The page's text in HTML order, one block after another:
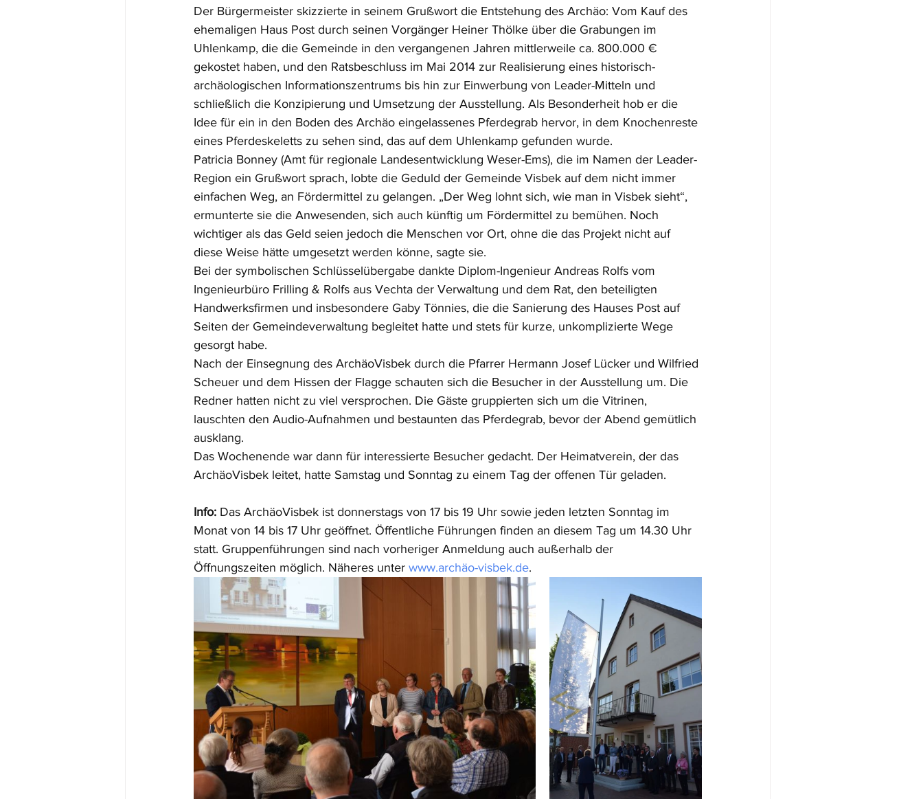
Der Bürgermeister skizzierte in seinem Grußwort die Entstehung des Archäo: Vom Kauf des
ehemaligen Haus Post durch seinen Vorgänger Heiner Thölke über die Grabungen im
Uhlenkamp, die die Gemeinde in den vergangenen Jahren mittlerweile ca. 800.000 €
gekostet haben, und den Ratsbeschluss im Mai 2014 zur Realisierung eines historisch-
archäologischen Informationszentrums bis hin zur Einwerbung von Leader-Mitteln und
schließlich die Konzipierung und Umsetzung der Ausstellung. Als Besonderheit hob er die
Idee für ein in den Boden des Archäo eingelassenes Pferdegrab hervor, in dem Knochenreste
eines Pferdeskeletts zu sehen sind, das auf dem Uhlenkamp gefunden wurde.
Patricia Bonney (Amt für regionale Landesentwicklung Weser-Ems), die im Namen der Leader-
Region ein Grußwort sprach, lobte die Geduld der Gemeinde Visbek auf dem nicht immer
einfachen Weg, an Fördermittel zu gelangen. „Der Weg lohnt sich, wie man in Visbek sieht“,
ermunterte sie die Anwesenden, sich auch künftig um Fördermittel zu bemühen. Noch
wichtiger als das Geld seien jedoch die Menschen vor Ort, ohne die das Projekt nicht auf
diese Weise hätte umgesetzt werden könne, sagte sie.
Bei der symbolischen Schlüsselübergabe dankte Diplom-Ingenieur Andreas Rolfs vom
Ingenieurbüro Frilling & Rolfs aus Vechta der Verwaltung und dem Rat, den beteiligten
Handwerksfirmen und insbesondere Gaby Tönnies, die die Sanierung des Hauses Post auf
Seiten der Gemeindeverwaltung begleitet hatte und stets für kurze, unkomplizierte Wege
gesorgt habe.
Nach der Einsegnung des ArchäoVisbek durch die Pfarrer Hermann Josef Lücker und Wilfried
Scheuer und dem Hissen der Flagge schauten sich die Besucher in der Ausstellung um. Die
Redner hatten nicht zu viel versprochen. Die Gäste gruppierten sich um die Vitrinen,
lauschten den Audio-Aufnahmen und bestaunten das Pferdegrab, bevor der Abend gemütlich
ausklang.
Das Wochenende war dann für interessierte Besucher gedacht. Der Heimatverein, der das
ArchäoVisbek leitet, hatte Samstag und Sonntag zu einem Tag der offenen Tür geladen.
Info: Das ArchäoVisbek ist donnerstags von 17 bis 19 Uhr sowie jeden letzten Sonntag im
Monat von 14 bis 17 Uhr geöffnet. Öffentliche Führungen finden an diesem Tag um 14.30 Uhr
statt. Gruppenführungen sind nach vorheriger Anmeldung auch außerhalb der
Öffnungszeiten möglich. Näheres unter www.archäo-visbek.de.